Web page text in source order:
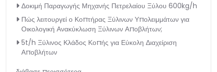
Δοκιμή Παραγωγής Μηχανής Πετρελαίου Ξύλου 600kg/h
Πώς λειτουργεί ο Κοπτήρας Ξύλινων Υπολειμμάτων για
Οικολογική Ανακύκλωση Ξύλινων Αποβλήτων;
5t/h Ξύλινος Κλάδος Κοπής για Εύκολη Διαχείριση
Αποβλήτων